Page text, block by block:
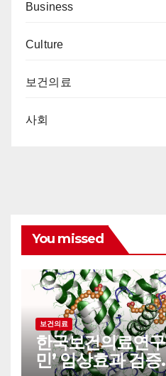
Business
Culture
보건의료
사회
You missed
보건의료
한국보건의료연
민’ 임상효과 검